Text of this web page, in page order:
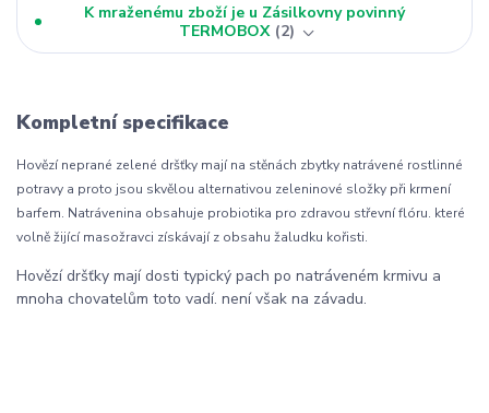
K mraženému zboží je u Zásilkovny povinný
TERMOBOX 2
Kompletní specifikace
Hovězí neprané zelené dršťky mají na stěnách zbytky natrávené rostlinné
potravy a proto jsou skvělou alternativou zeleninové složky při krmení
barfem. Natrávenina obsahuje probiotika pro zdravou střevní flóru. které
volně žijící masožravci získávají z obsahu žaludku kořisti.
Hovězí dršťky mají dosti typický pach po natráveném krmivu a
mnoha chovatelům toto vadí. není však na závadu.